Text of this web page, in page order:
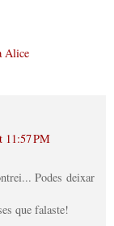
Alice
11:57 PM
Podes deixar
que falaste!